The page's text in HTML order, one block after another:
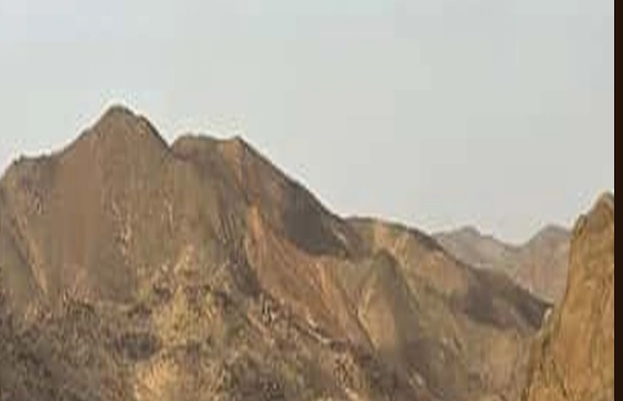
fait en un après-midi. Les plongeurs certifiés ont les épaves, les murs profonds et le
francophone dont on parle juste en dessous.
Water. Le même niveau d'encadrement, dans ta langue.